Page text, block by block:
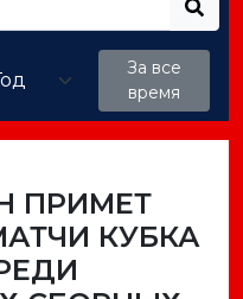
За все
время
ПРИМЕТ
КУБКА